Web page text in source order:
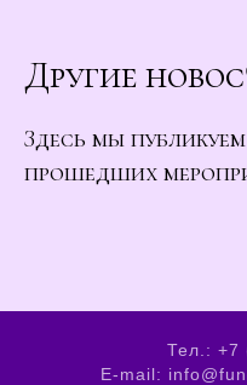
Другие
Здесь мы
прошедших
Тел.: +7
E-mail: